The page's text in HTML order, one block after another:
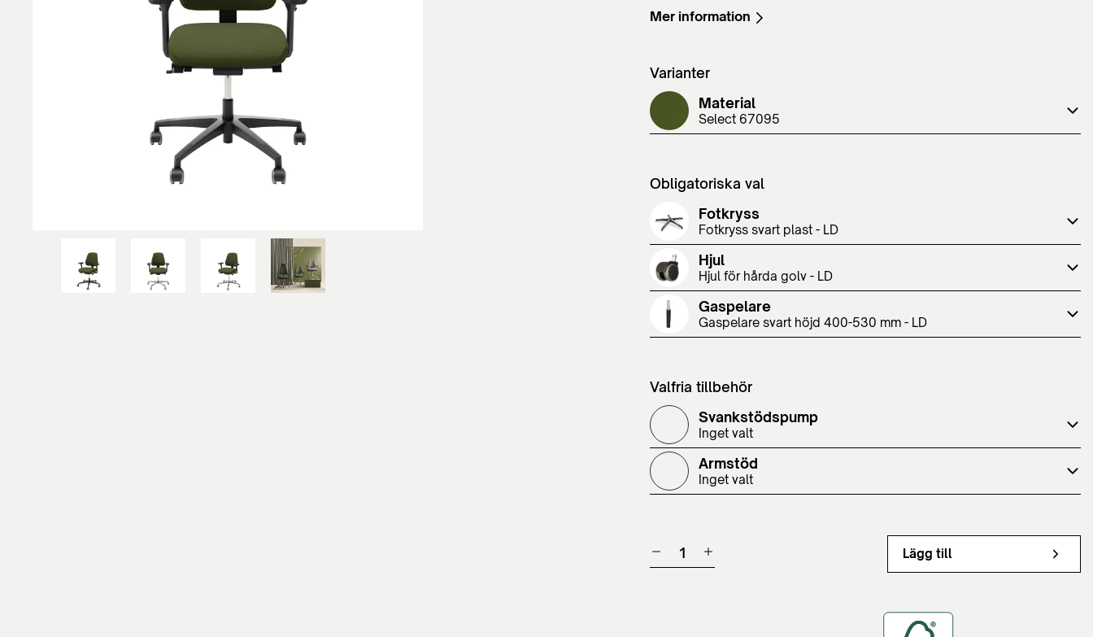
Mer information
Varianter
Material
Select 67095
Obligatoriska val
Fotkryss
Fotkryss svart plast - LD
Hjul
Hjul för hårda golv - LD
Gaspelare
Gaspelare svart höjd 400-530 mm - LD
Valfria tillbehör
Svankstödspump
Inget valt
Armstöd
Inget valt
Lägg till